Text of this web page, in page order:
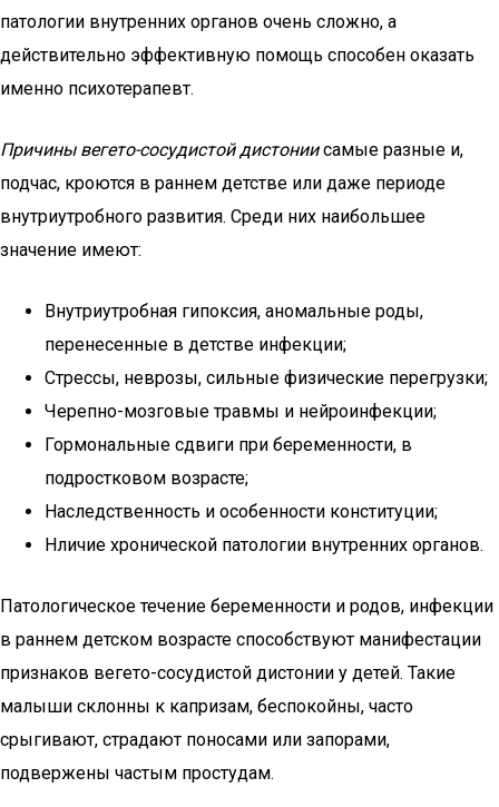
патологии внутренних органов очень сложно, а
действительно эффективную помощь способен оказать
именно психотерапевт.
Причины вегето-сосудистой дистониисамые разные и,
подчас, кроются в раннем детстве или даже периоде
внутриутробного развития. Среди них наибольшее
значение имеют:
Внутриутробная гипоксия, аномальные роды,
перенесенные в детстве инфекции;
Стрессы, неврозы, сильные физические перегрузки;
Черепно-мозговые травмы и нейроинфекции;
Гормональные сдвиги при беременности, в
подростковом возрасте;
Наследственность и особенности конституции;
Нличие хронической патологии внутренних органов.
Патологическое течение беременности и родов, инфекции
в раннем детском возрасте способствуют манифестации
признаков вегето-сосудистой дистонии у детей. Такие
малыши склонны к капризам, беспокойны, часто
срыгивают, страдают поносами или запорами,
подвержены частым простудам.